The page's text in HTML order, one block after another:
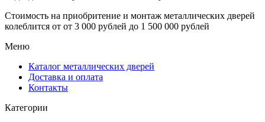
Стоимость на приобритение и монтаж металлических дверей
колеблится от от 3 000 рублей до 1 500 000 рублей
Меню
Каталог металлических дверей
Доставка и оплата
Контакты
Категории